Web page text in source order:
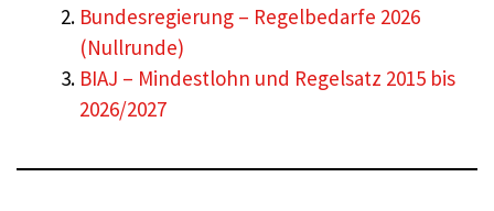
Bundesregierung – Regelbedarfe 2026
(Nullrunde)
BIAJ – Mindestlohn und Regelsatz 2015 bis
2026/2027